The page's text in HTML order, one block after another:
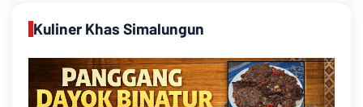
Kuliner Khas Simalungun